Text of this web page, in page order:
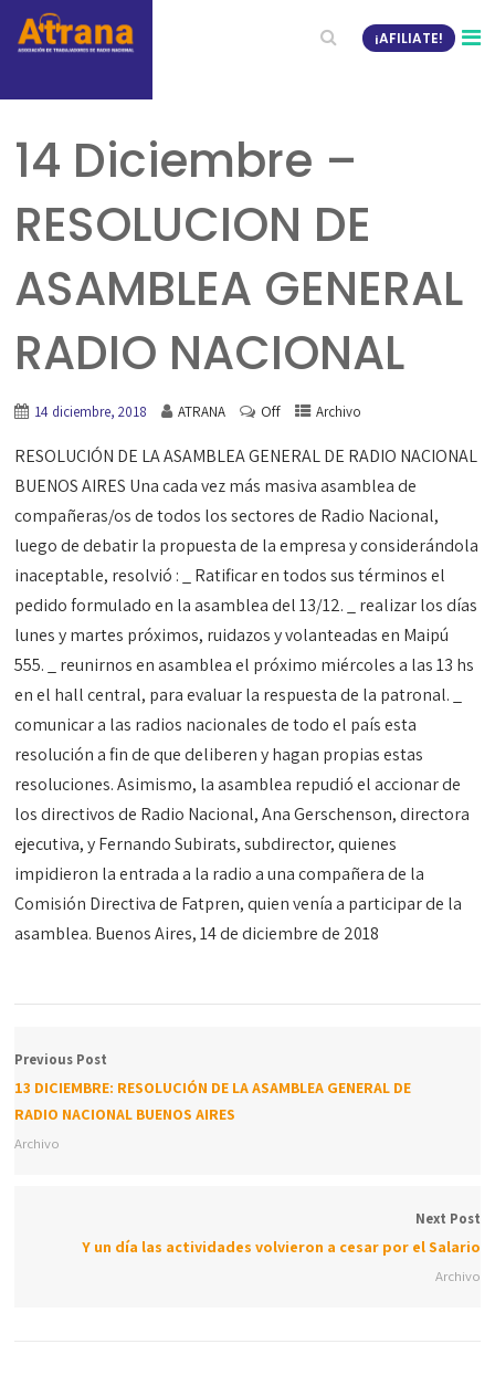
¡AFILIATE!
14 Diciembre –
RESOLUCION DE
ASAMBLEA GENERAL
RADIO NACIONAL
14 diciembre, 2018 ATRANA Off Archivo
RESOLUCIÓN DE LA ASAMBLEA GENERAL DE RADIO NACIONAL
BUENOS AIRES Una cada vez más masiva asamblea de
compañeras/os de todos los sectores de Radio Nacional,
luego de debatir la propuesta de la empresa y considerándola
inaceptable, resolvió : _ Ratificar en todos sus términos el
pedido formulado en la asamblea del 13/12. _ realizar los días
lunes y martes próximos, ruidazos y volanteadas en Maipú
555. _ reunirnos en asamblea el próximo miércoles a las 13 hs
en el hall central, para evaluar la respuesta de la patronal. _
comunicar a las radios nacionales de todo el país esta
resolución a fin de que deliberen y hagan propias estas
resoluciones. Asimismo, la asamblea repudió el accionar de
los directivos de Radio Nacional, Ana Gerschenson, directora
ejecutiva, y Fernando Subirats, subdirector, quienes
impidieron la entrada a la radio a una compañera de la
Comisión Directiva de Fatpren, quien venía a participar de la
asamblea. Buenos Aires, 14 de diciembre de 2018
Previous Post
13 DICIEMBRE: RESOLUCIÓN DE LA ASAMBLEA GENERAL DE
RADIO NACIONAL BUENOS AIRES
Archivo
Next Post
Y un día las actividades volvieron a cesar por el Salario
Archivo